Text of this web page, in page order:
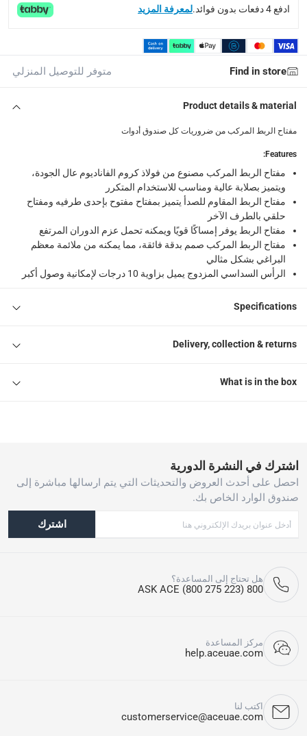
1 مفتاح ربط مركب مقاس 16 ملم
ادفع 4 دفعات بدون فوائد. لمعرفة المزيد
Find in store متوفر للتوصيل المنزلي
Product details & material
مفتاح الربط المركب من ضروريات كل صندوق أدوات
Features
:
مفتاح الربط المركب مصنوع من فولاذ كروم الفاناديوم عال الجودة،
ويتميز بصلابة عالية ومناسب للاستخدام المتكرر
مفتاح الربط المقاوم للصدأ يتميز بمفتاح مفتوح بإحدى طرفيه ومفتاح
حلقي بالطرف الآخر
مفتاح الربط يوفر إمساكًا قويًا ويمكنه تحمل عزم الدوران المرتفع
مفتاح الربط المركب صمم بدقة فائقة، مما يمكنه من ملائمة معظم
البراغي بشكل مثالي
الرأس السداسي المزدوج يميل بزاوية 10 درجات لإمكانية وصول أكبر
Specifications
Delivery, collection & returns
What is in the box
اشترك في النشرة الدورية
احصل على أحدث العروض والتحديثات التي يتم ارسالها مباشرة إلى
صندوق الوارد الخاص بك.
اشترك
هل تحتاج إلى المساعدة؟
800 ASK ACE (800 275 223)
مركز المساعدة
help.aceuae.com
اكتب لنا
customerservice@aceuae.com